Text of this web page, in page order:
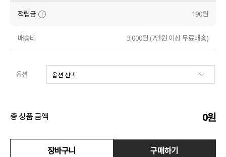
원피스
니트
적립금 190원
배송비 3,000원 (7만원 이상 무료배송)
옵션
총 상품 금액 0원
장바구니 구매하기